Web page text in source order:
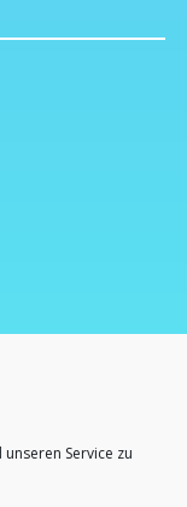
Service zu